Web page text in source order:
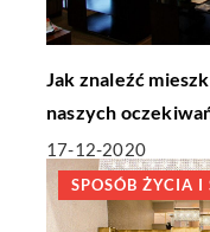
Jak znaleźć
naszych
17-12-2020
SPOSÓB ŻYCIA I